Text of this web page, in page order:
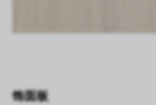
饰面板